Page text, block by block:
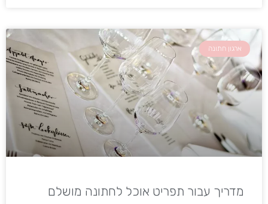
ארגון חתונה
מדריך עבור תפריט אוכל לחתונה מושלם